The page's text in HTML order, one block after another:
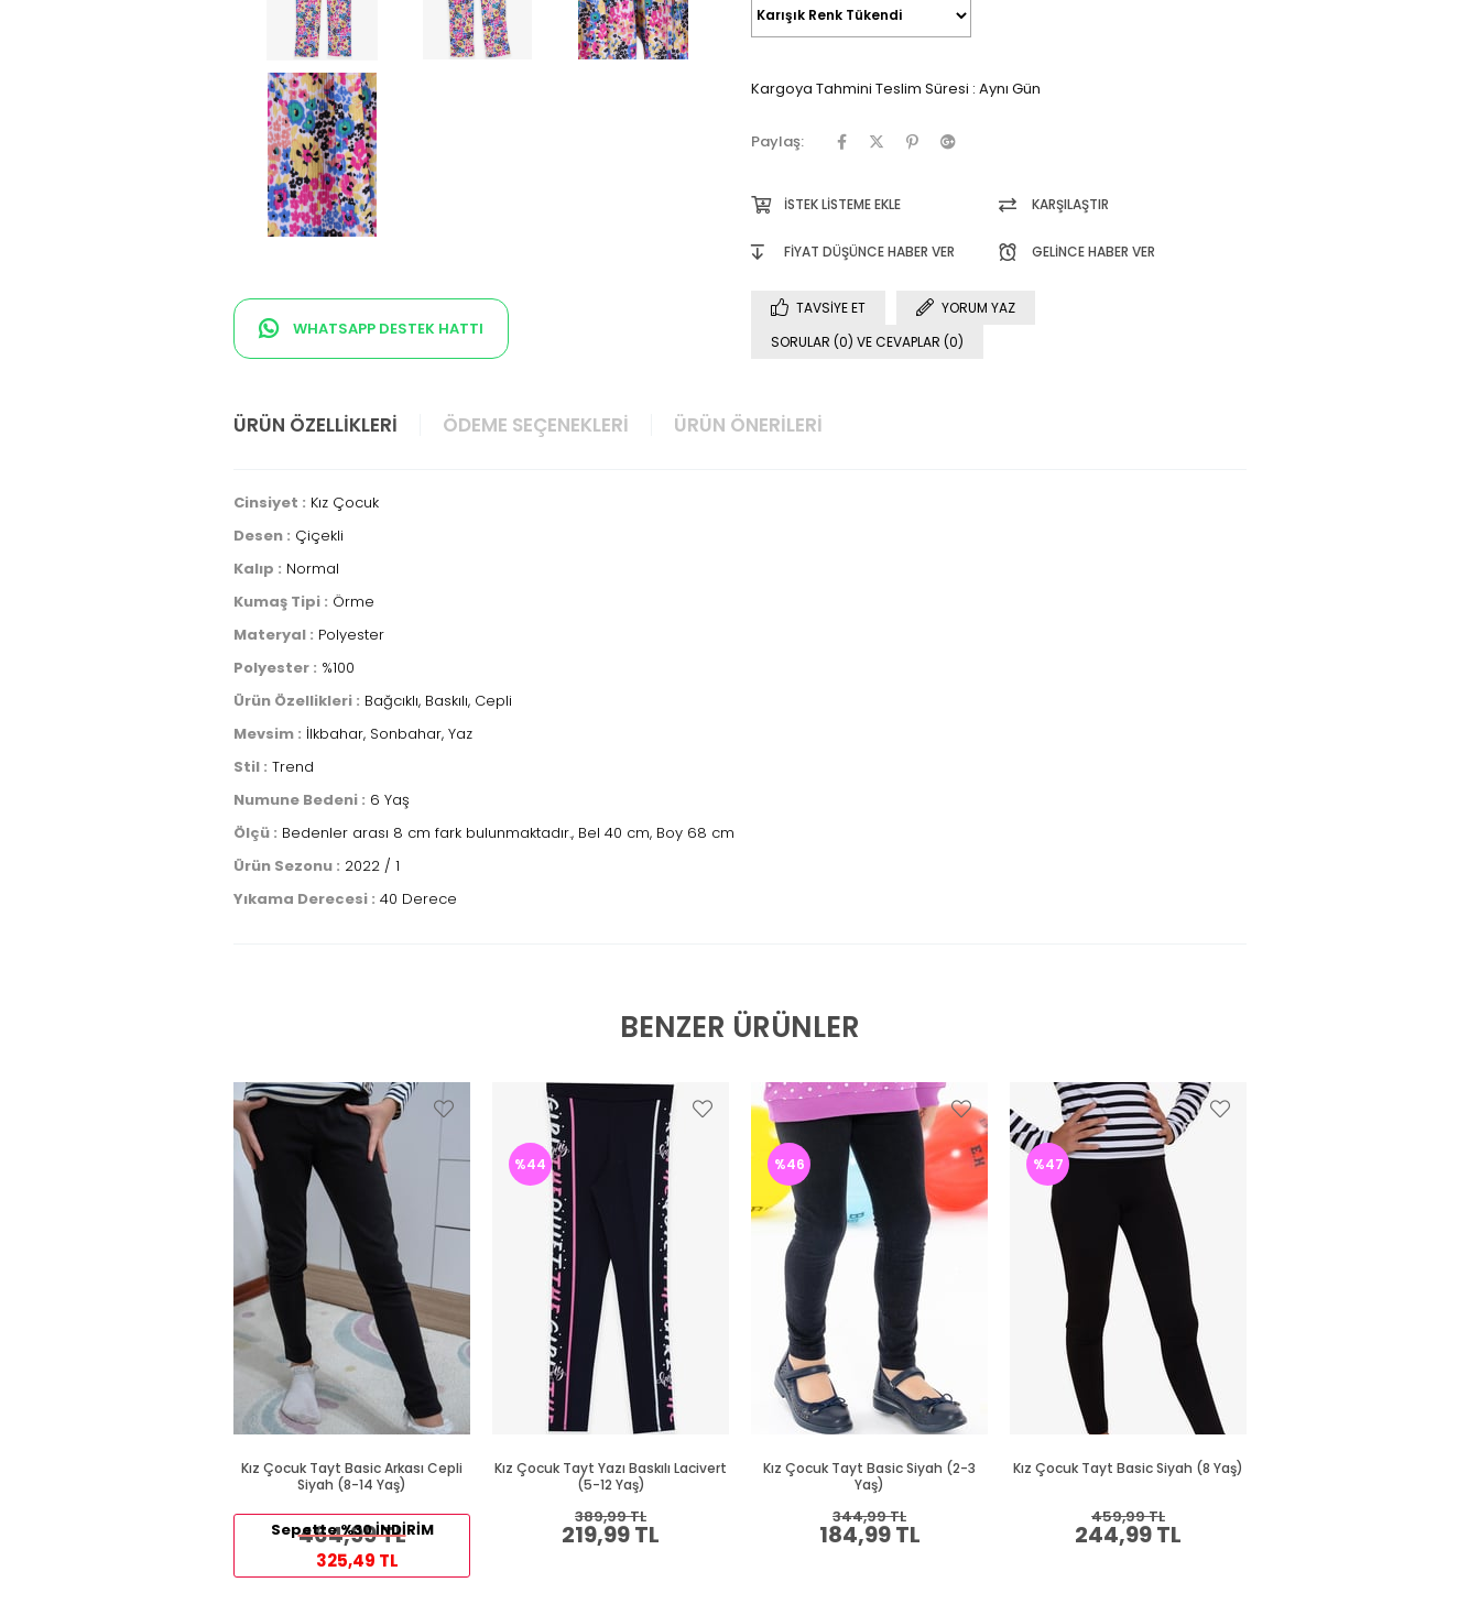
WHATSAPP DESTEK HATTI
Kargoya Tahmini Teslim Süresi : Aynı Gün
Paylaş:
İSTEK LISTEME EKLE KARŞILAŞTIR
FIYAT DÜŞÜNCE HABER VER GELINCE HABER VER
TAVSIYE ET
YORUM YAZ
SORULAR (0) VE CEVAPLAR (0)
ÜRÜN ÖZELLIKLERI ÖDEME SEÇENEKLERI ÜRÜN ÖNERILERI
Cinsiyet : Kız Çocuk
Desen : Çiçekli
Kalıp : Normal
Kumaş Tipi : Örme
Materyal : Polyester
Polyester : %100
Ürün Özellikleri : Bağcıklı, Baskılı, Cepli
Mevsim : İlkbahar, Sonbahar, Yaz
Stil : Trend
Numune Bedeni : 6 Yaş
Ölçü : Bedenler arası 8 cm fark bulunmaktadır., Bel 40 cm, Boy 68 cm
Ürün Sezonu : 2022 / 1
Yıkama Derecesi : 40 Derece
BENZER ÜRÜNLER
Kız Çocuk Tayt Basic Arkası Cepli
Siyah (8-14 Yaş)
464,99 TL
Sepette %30 İNDİRİM
325,49 TL
Kız Çocuk Tayt Yazı Baskılı Lacivert
(5-12 Yaş)
219,99 TL
389,99 TL
%44
Kız Çocuk Tayt Basic Siyah (2-3
Yaş)
184,99 TL
344,99 TL
%46
Kız Çocuk Tayt Basic Siyah (8 Yaş)
244,99 TL
459,99 TL
%47